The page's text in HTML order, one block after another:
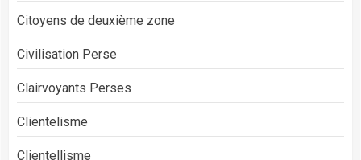
Citoyens de deuxième zone
Civilisation Perse
Clairvoyants Perses
Clientelisme
Clientellisme